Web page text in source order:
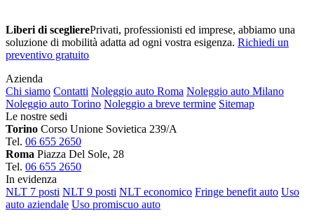
Liberi di sceglierePrivati, professionisti ed imprese, abbiamo una
soluzione di mobilità adatta ad ogni vostra esigenza. Richiedi un
preventivo gratuito
Azienda
Chi siamo Contatti Noleggio auto Roma Noleggio auto Milano
Noleggio auto Torino Noleggio a breve termine Sitemap
Le nostre sedi
Torino Corso Unione Sovietica 239/A
Tel. 06 655 2650
Roma Piazza Del Sole, 28
Tel. 06 655 2650
In evidenza
NLT 7 posti NLT 9 posti NLT economico Fringe benefit auto Uso
auto aziendale Uso promiscuo auto